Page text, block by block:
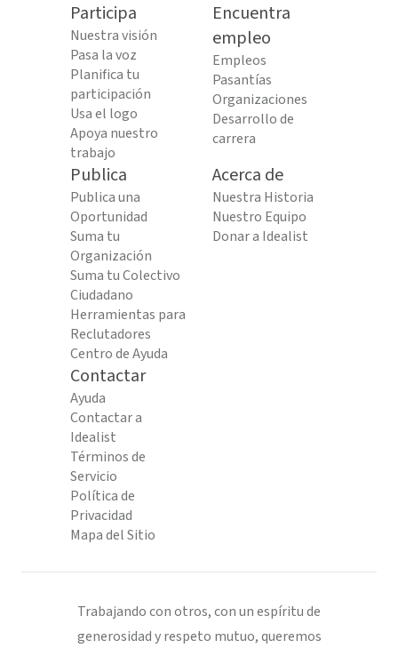
Participa
Nuestra visión
Pasa la voz
Planifica tu
participación
Usa el logo
Apoya nuestro
trabajo
Encuentra
empleo
Empleos
Pasantías
Organizaciones
Desarrollo de
carrera
Publica
Publica una
Oportunidad
Suma tu
Organización
Suma tu Colectivo
Ciudadano
Herramientas para
Reclutadores
Centro de Ayuda
Acerca de
Nuestra Historia
Nuestro Equipo
Donar a Idealist
Contactar
Ayuda
Contactar a
Idealist
Términos de
Servicio
Política de
Privacidad
Mapa del Sitio
Trabajando con otros, con un espíritu de
generosidad y respeto mutuo, queremos